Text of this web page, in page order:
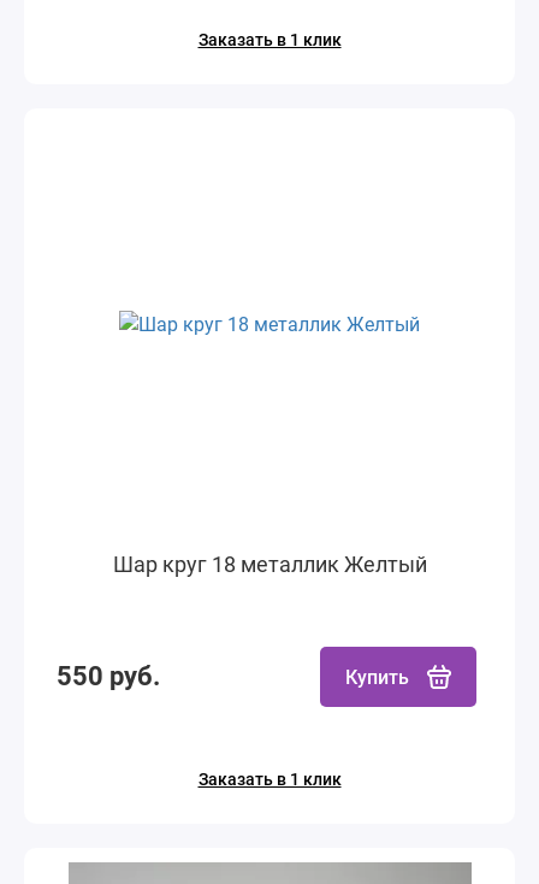
Заказать в 1 клик
Шар круг 18 металлик Желтый
550 руб. Купить
Заказать в 1 клик